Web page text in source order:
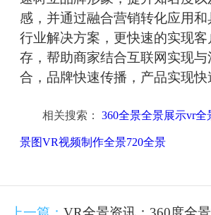
感，并通过融合营销转化应用
行业解决方案，更快速的实现客
存，帮助商家结合互联网实现
合，品牌快速传播，产品实现快
相关搜索： 360全景全景展示vr全
景图VR视频制作全景720全景